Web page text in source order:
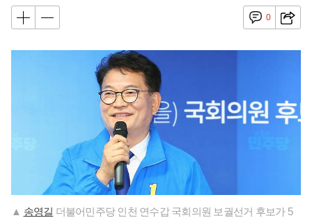
0
▲ 송영길 더불어민주당 인천 연수갑 국회의원 보궐선거 후보가 5